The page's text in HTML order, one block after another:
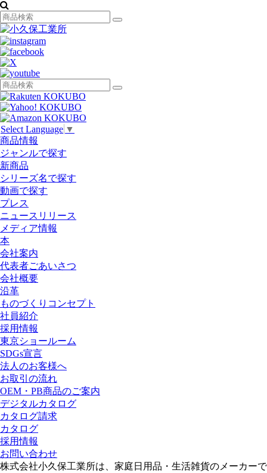
Select Language ▼
商品情報
ジャンルで探す
新商品
シリーズ名で探す
動画で探す
プレス
ニュースリリース
メディア情報
本
会社案内
代表者ごあいさつ
会社概要
沿革
ものづくりコンセプト
社員紹介
採用情報
東京ショールーム
SDGs宣言
法人のお客様へ
お取引の流れ
OEM・PB商品のご案内
デジタルカタログ
カタログ請求
カタログ
採用情報
お問い合わせ
株式会社小久保工業所は、家庭日用品・生活雑貨のメーカーで